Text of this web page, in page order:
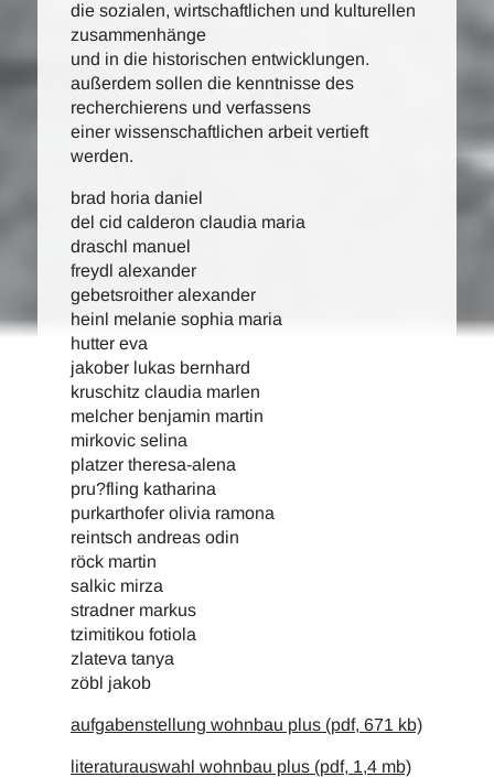
die sozialen, wirtschaftlichen und kulturellen
zusammenhänge
und in die historischen entwicklungen.
außerdem sollen die kenntnisse des
recherchierens und verfassens
einer wissenschaftlichen arbeit vertieft
werden.
brad horia daniel
del cid calderon claudia maria
draschl manuel
freydl alexander
gebetsroither alexander
heinl melanie sophia maria
hutter eva
jakober lukas bernhard
kruschitz claudia marlen
melcher benjamin martin
mirkovic selina
platzer theresa-alena
pru?fling katharina
purkarthofer olivia ramona
reintsch andreas odin
röck martin
salkic mirza
stradner markus
tzimitikou fotiola
zlateva tanya
zöbl jakob
aufgabenstellung wohnbau plus (pdf, 671 kb)
literaturauswahl wohnbau plus (pdf, 1,4 mb)